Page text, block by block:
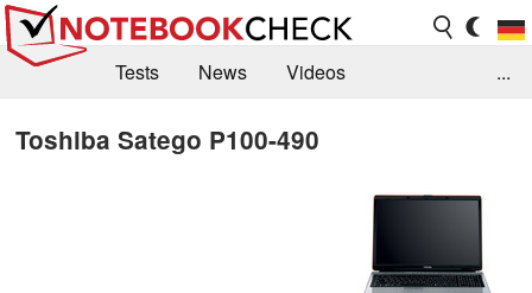
Tests News
Videos
...
Toshiba Satego P100-490